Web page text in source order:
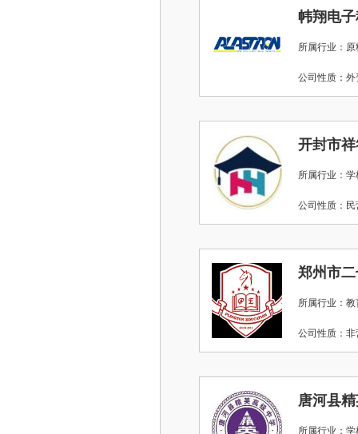
帏翔电
所属行业：
公司性质
开封市
所属行业：
公司性质
郑州市
所属行业：
公司性质：
唐河县
所属行业：